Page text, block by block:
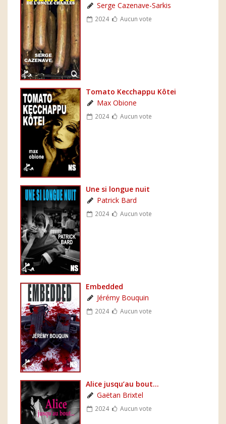
Serge Cazenave-Sarkis
2024 Aucun vote
Tomato Kecchappu Kôtei
Max Obione
2024 Aucun vote
Une si longue nuit
Patrick Bard
2024 Aucun vote
Embedded
Jérémy Bouquin
2024 Aucun vote
Alice jusqu’au bout…
Gaëtan Brixtel
2024 Aucun vote